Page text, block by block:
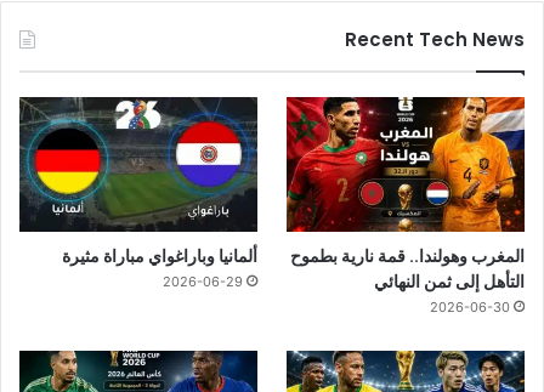
Recent Tech News
المغرب وهولندا.. قمة نارية بطموح
التأهل إلى ثمن النهائي
2026-06-30
ألمانيا وباراغواي مباراة مثيرة
2026-06-29